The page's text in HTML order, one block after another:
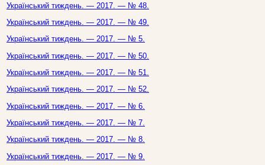
Український тиждень. — 2017. — № 48.
Український тиждень. — 2017. — № 49.
Український тиждень. — 2017. — № 5.
Український тиждень. — 2017. — № 50.
Український тиждень. — 2017. — № 51.
Український тиждень. — 2017. — № 52.
Український тиждень. — 2017. — № 6.
Український тиждень. — 2017. — № 7.
Український тиждень. — 2017. — № 8.
Український тиждень. — 2017. — № 9.